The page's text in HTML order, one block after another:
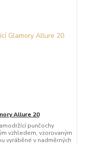
Allure 20
punčochy
vzhledem, vzorovaným
vyráběné v nadměrných